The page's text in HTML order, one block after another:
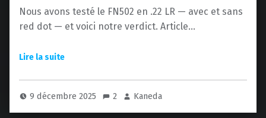
Nous avons testé le FN502 en .22 LR — avec et sans
red dot — et voici notre verdict. Article…
9 décembre 2025 2 Kaneda